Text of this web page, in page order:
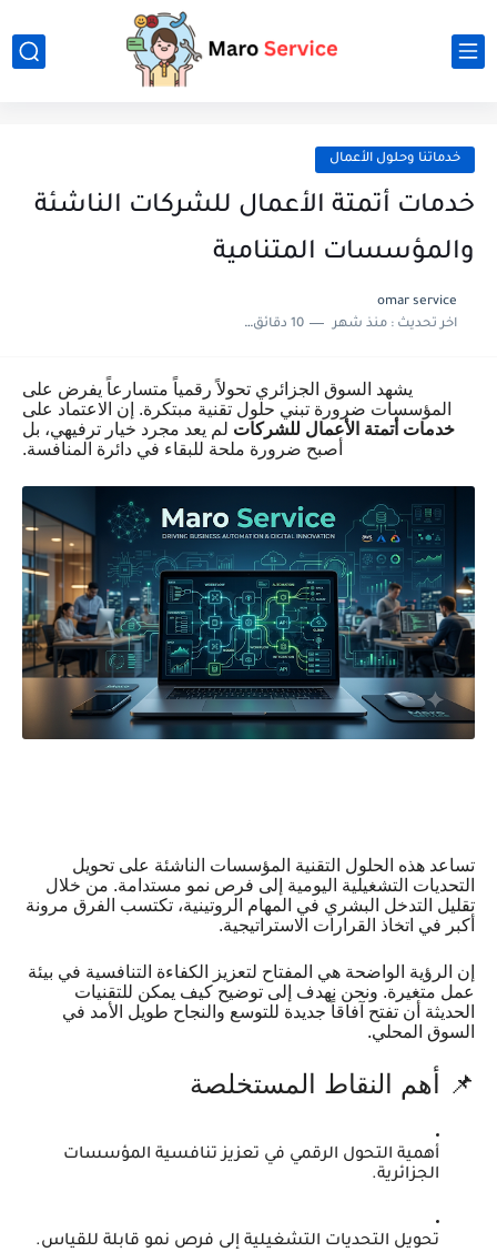
خدماتنا وحلول الأعمال
خدمات أتمتة الأعمال للشركات الناشئة
والمؤسسات المتنامية
omar service
اخر تحديث :منذ شهر 10 دقائق للقراءة
يشهد السوق الجزائري تحولاً رقمياً متسارعاً يفرض على
المؤسسات ضرورة تبني حلول تقنية مبتكرة. إن الاعتماد على
خدمات أتمتة الأعمال للشركات لم يعد مجرد خيار ترفيهي، بل
أصبح ضرورة ملحة للبقاء في دائرة المنافسة.
تساعد هذه الحلول التقنية المؤسسات الناشئة على تحويل
التحديات التشغيلية اليومية إلى فرص نمو مستدامة. من خلال
تقليل التدخل البشري في المهام الروتينية، تكتسب الفرق مرونة
أكبر في اتخاذ القرارات الاستراتيجية.
إن الرؤية الواضحة هي المفتاح لتعزيز الكفاءة التنافسية في بيئة
عمل متغيرة. ونحن نهدف إلى توضيح كيف يمكن للتقنيات
الحديثة أن تفتح آفاقاً جديدة للتوسع والنجاح طويل الأمد في
السوق المحلي.
📌 أهم النقاط المستخلصة
أهمية التحول الرقمي في تعزيز تنافسية المؤسسات
الجزائرية.
تحويل التحديات التشغيلية إلى فرص نمو قابلة للقياس.